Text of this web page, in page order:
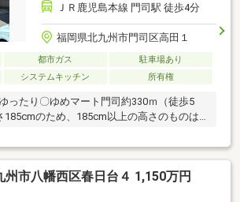
ＪＲ鹿児島本線 門司駅 徒歩4分
福岡県北九州市門司区高田１
都市ガス
駐車場あり
システムキッチン 所有権
ったり〇ゆめマート門司約330ｍ（徒歩5
185cmのため、185cm以上の高さのものは
州市八幡西区春日台４ 1,150万円